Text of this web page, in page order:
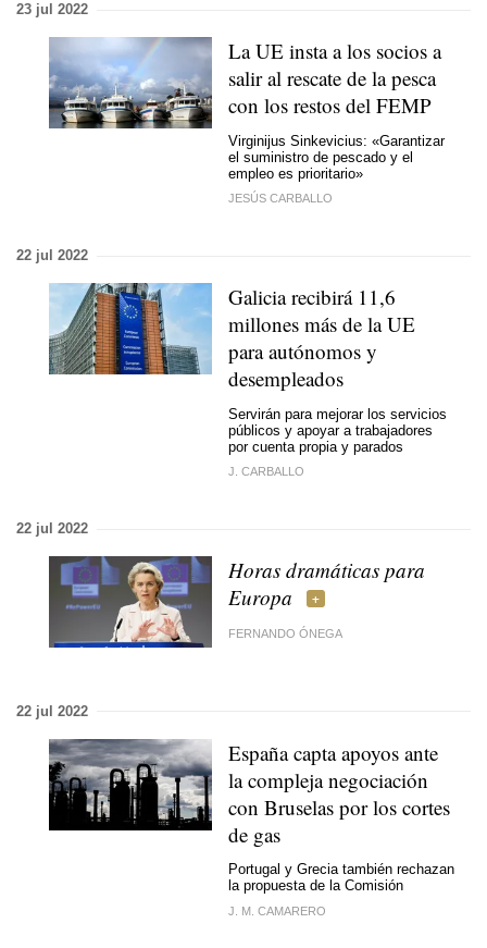
23 jul 2022
La UE insta a los socios a
salir al rescate de la pesca
con los restos del FEMP
Virginijus Sinkevicius: «Garantizar
el suministro de pescado y el
empleo es prioritario»
JESÚS CARBALLO
22 jul 2022
Galicia recibirá 11,6
millones más de la UE
para autónomos y
desempleados
Servirán para mejorar los servicios
públicos y apoyar a trabajadores
por cuenta propia y parados
J. CARBALLO
22 jul 2022
Horas dramáticas para
Europa
FERNANDO ÓNEGA
22 jul 2022
España capta apoyos ante
la compleja negociación
con Bruselas por los cortes
de gas
Portugal y Grecia también rechazan
la propuesta de la Comisión
J. M. CAMARERO